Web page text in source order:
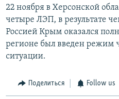
22 ноября в Херсонской
четыре ЛЭП, в результате
Россией Крым оказался
регионе был введен режим
ситуации.
Поделиться Follow us